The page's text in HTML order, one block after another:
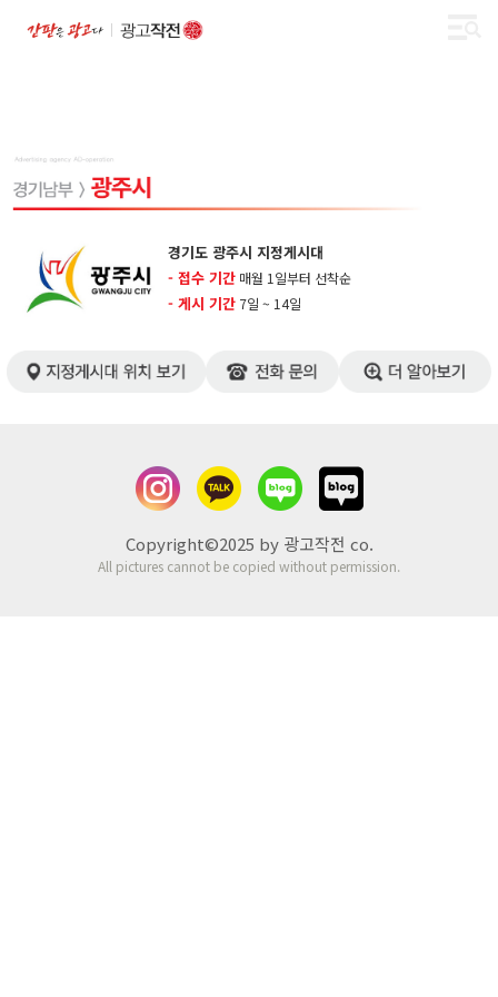
경기도 광주시 지정게시대
- 접수 기간 매월 1일부터 선착순
- 게시 기간 7일 ~ 14일
Copyright©2025 by 광고작전 co.
All pictures cannot be copied without permission.